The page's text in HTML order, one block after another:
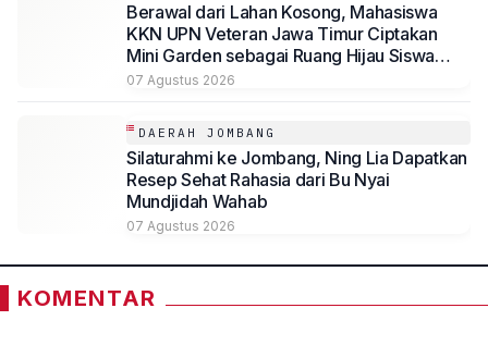
Berawal dari Lahan Kosong, Mahasiswa
KKN UPN Veteran Jawa Timur Ciptakan
Mini Garden sebagai Ruang Hijau Siswa
SMP Al-Azhaar Tulungagung
07 Agustus 2026
DAERAH JOMBANG
Silaturahmi ke Jombang, Ning Lia Dapatkan
Resep Sehat Rahasia dari Bu Nyai
Mundjidah Wahab
07 Agustus 2026
KOMENTAR